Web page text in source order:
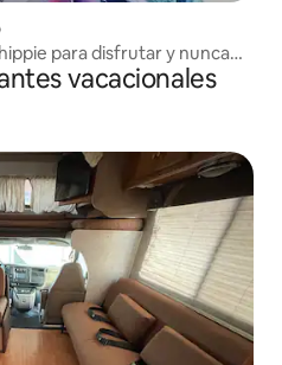
para disfrutar y nunca
vacacionales